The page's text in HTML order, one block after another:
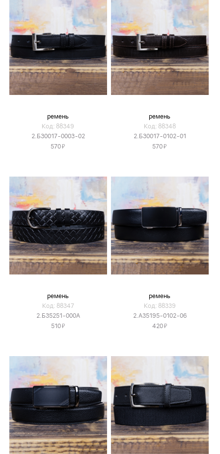
ремень
Код: 88349
2.Б30017-0003-02
570Я
ремень
Код: 88348
2.Б30017-0102-01
570Я
ремень
Код: 88347
2.Б35251-000А
510Я
ремень
Код: 88339
2.А35195-0102-06
420Я